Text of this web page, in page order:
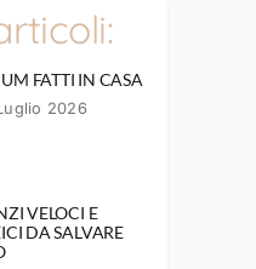
FATTI IN CASA
2026
VELOCI E
DA SALVARE